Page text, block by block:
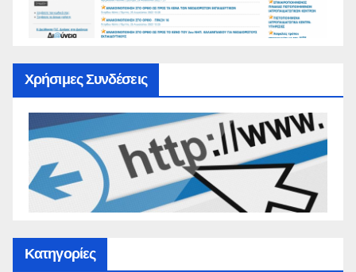
Χρήσιμες Συνδέσεις
Κατηγορίες